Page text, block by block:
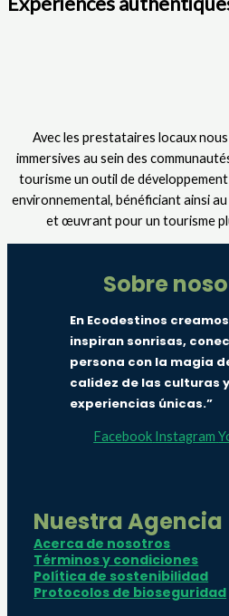
Avec les prestataires locaux
immersives au sein des
tourisme un outil de
environnemental, bénéficiant ainsi
et œuvrant pour un tourisme
Sobre
En Ecodestinos
inspiran sonrisas,
persona con la magia
calidez de las culturas
experiencias únicas.”
Facebook Instagram
Nuestra Agencia
Acerca de nosotros
Términos y condiciones
Política de sostenibilidad
Protocolos de bioseguridad